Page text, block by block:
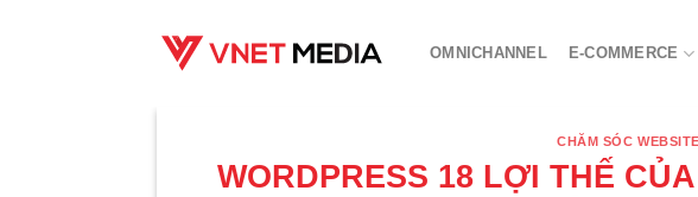
OMNICHANNEL E-COMMERCE
CHĂM SÓC WEBSITE
WORDPRESS 18 LỢI THẾ